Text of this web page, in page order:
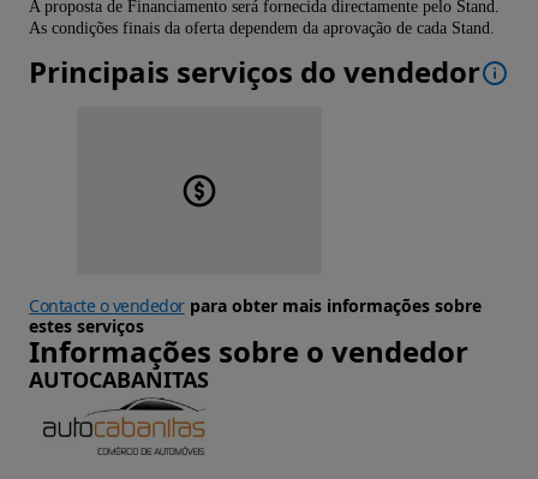
A proposta de Financiamento será fornecida directamente pelo Stand.
As condições finais da oferta dependem da aprovação de cada Stand.
Principais serviços do vendedor
Contacte o vendedorpara obter mais informações sobre
estes serviços
Informações sobre o vendedor
AUTOCABANITAS